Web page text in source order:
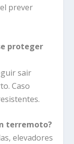
prever
proteger
sair
Caso
terremoto?
elevadores